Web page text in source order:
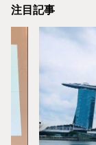
注目記事